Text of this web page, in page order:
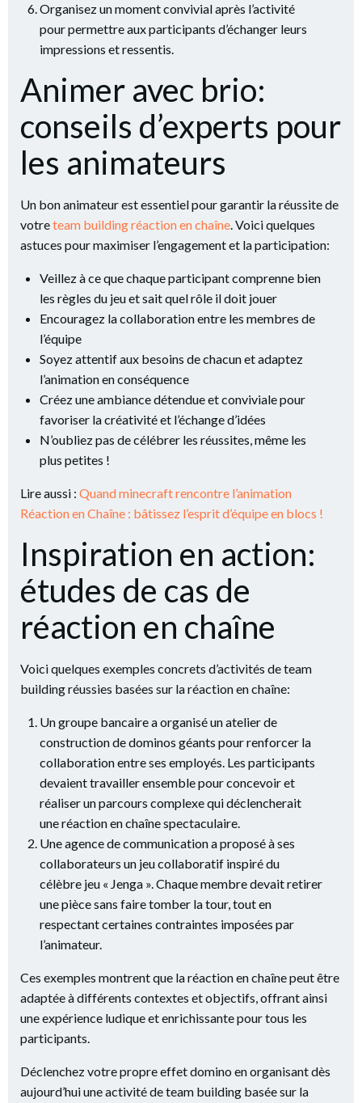
Organisez un moment convivial après l’activité
pour permettre aux participants d’échanger leurs
impressions et ressentis.
Animer avec brio:
conseils d’experts pour
les animateurs
Un bon animateur est essentiel pour garantir la réussite de
votreteam building réaction en chaîne. Voici quelques
astuces pour maximiser l’engagement et la participation:
Veillez à ce que chaque participant comprenne bien
les règles du jeu et sait quel rôle il doit jouer
Encouragez la collaboration entre les membres de
l’équipe
Soyez attentif aux besoins de chacun et adaptez
l’animation en conséquence
Créez une ambiance détendue et conviviale pour
favoriser la créativité et l’échange d’idées
N’oubliez pas de célébrer les réussites, même les
plus petites !
Lire aussi : Quand minecraft rencontre l’animation
Réaction en Chaîne : bâtissez l’esprit d’équipe en blocs !
Inspiration en action:
études de cas de
réaction en chaîne
Voici quelques exemples concrets d’activités de team
building réussies basées sur la réaction en chaîne:
Un groupe bancaire a organisé un atelier de
construction de dominos géants pour renforcer la
collaboration entre ses employés. Les participants
devaient travailler ensemble pour concevoir et
réaliser un parcours complexe qui déclencherait
une réaction en chaîne spectaculaire.
Une agence de communication a proposé à ses
collaborateurs un jeu collaboratif inspiré du
célèbre jeu « Jenga ». Chaque membre devait retirer
une pièce sans faire tomber la tour, tout en
respectant certaines contraintes imposées par
l’animateur.
Ces exemples montrent que la réaction en chaîne peut être
adaptée à différents contextes et objectifs, offrant ainsi
une expérience ludique et enrichissante pour tous les
participants.
Déclenchez votre propre effet domino en organisant dès
aujourd’hui une activité de team building basée sur la